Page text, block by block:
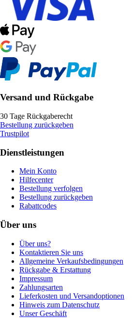
Versand und Rückgabe
30 Tage Rückgaberecht
Bestellung zurückgeben
Trustpilot
Dienstleistungen
Mein Konto
Hilfecenter
Bestellung verfolgen
Bestellung zurückgeben
Rabattcodes
Über uns
Über uns?
Kontaktieren Sie uns
Allgemeine Verkaufsbedingungen
Rückgabe & Erstattung
Impressum
Zahlungsarten
Lieferkosten und Versandoptionen
Hinweis zum Datenschutz
Unser Geschäft